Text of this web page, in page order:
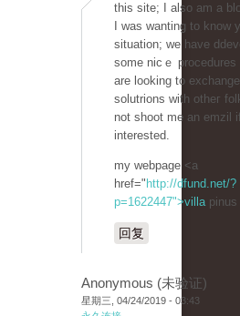
this site; I also am a
I was wanting to know
situation; we have
some nicｅ procedures
are looking to eхchange
solutrions wіth otheг
not shoot me an emᴢil
interested.
my webpage <a
href=" http://dfund.net/?
p=1622447">villapinus
回复
Anonymous (未验证)
星期三, 04/24/2019 - 03:43